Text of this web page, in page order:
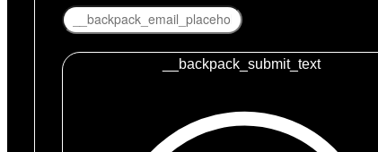
__backpack_submit_text